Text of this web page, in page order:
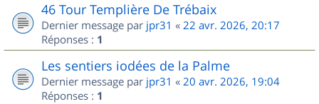
46 Tour Templière De Trébaix
Dernier message par jpr31 « 22 avr. 2026, 20:17
Réponses : 1
Les sentiers iodées de la Palme
Dernier message par jpr31 « 20 avr. 2026, 19:04
Réponses : 1